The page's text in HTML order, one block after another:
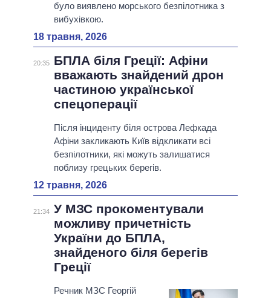
було виявлено морського безпілотника з
вибухівкою.
18 травня, 2026
20:35
БПЛА біля Греції: Афіни
вважають знайдений дрон
частиною української
спецоперації
Після інциденту біля острова Лефкада
Афіни закликають Київ відкликати всі
безпілотники, які можуть залишатися
поблизу грецьких берегів.
12 травня, 2026
21:34 У МЗС прокоментували
можливу причетність
України до БПЛА,
знайденого біля берегів
Греції
Речник МЗС Георгій